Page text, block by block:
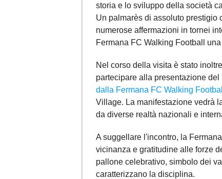
storia e lo sviluppo della società
Un palmarès di assoluto prestigio
numerose affermazioni in tornei
Fermana FC Walking Football
Nel corso della visita è stato
partecipare alla presentazione del
dalla Fermana FC Walking
Village. La manifestazione vedrà
da diverse realtà nazionali e
A suggellare l'incontro, la
vicinanza e gratitudine alle forze
pallone celebrativo, simbolo dei
caratterizzano la disciplina.